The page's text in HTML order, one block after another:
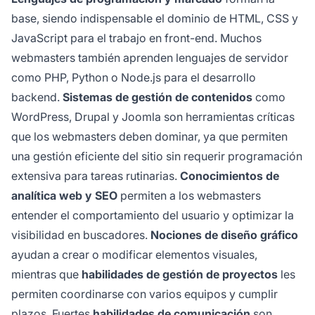
base, siendo indispensable el dominio de HTML, CSS y
JavaScript para el trabajo en front-end. Muchos
webmasters también aprenden lenguajes de servidor
como PHP, Python o Node.js para el desarrollo
backend. Sistemas de gestión de contenidos como
WordPress, Drupal y Joomla son herramientas críticas
que los webmasters deben dominar, ya que permiten
una gestión eficiente del sitio sin requerir programación
extensiva para tareas rutinarias. Conocimientos de
analítica web y SEO permiten a los webmasters
entender el comportamiento del usuario y optimizar la
visibilidad en buscadores. Nociones de diseño gráfico
ayudan a crear o modificar elementos visuales,
mientras que habilidades de gestión de proyectos les
permiten coordinarse con varios equipos y cumplir